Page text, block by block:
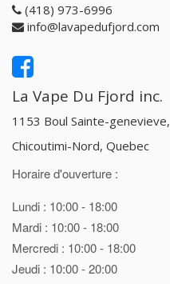
(418) 973-6996
info@lavapedufjord.com
La Vape Du Fjord inc.
1153 Boul Sainte-genevieve,
Chicoutimi-Nord, Quebec
Horaire d'ouverture :
Lundi : 10:00 - 18:00
Mardi : 10:00 - 18:00
Mercredi : 10:00 - 18:00
Jeudi : 10:00 - 20:00